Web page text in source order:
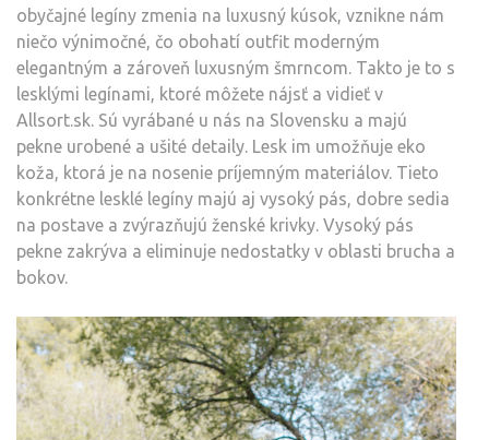
obyčajné legíny zmenia na luxusný kúsok, vznikne nám
niečo výnimočné, čo obohatí outfit moderným
elegantným a zároveň luxusným šmrncom. Takto je to s
lesklými legínami, ktoré môžete nájsť a vidieť v
Allsort.sk. Sú vyrábané u nás na Slovensku a majú
pekne urobené a ušité detaily. Lesk im umožňuje eko
koža, ktorá je na nosenie príjemným materiálov. Tieto
konkrétne lesklé legíny majú aj vysoký pás, dobre sedia
na postave a zvýrazňujú ženské krivky. Vysoký pás
pekne zakrýva a eliminuje nedostatky v oblasti brucha a
bokov.